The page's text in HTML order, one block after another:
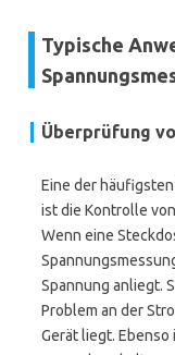
Typische
Überprüfung
Eine der
ist die Kontrolle
Wenn eine
Spannung anliegt.
Problem an der
Gerät liegt.